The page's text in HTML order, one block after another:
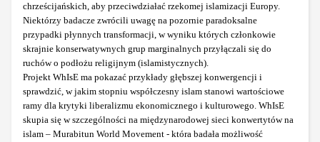
chrześcijańskich, aby przeciwdziałać rzekomej islamizacji Europy.
Niektórzy badacze zwrócili uwagę na pozornie paradoksalne
przypadki płynnych transformacji, w wyniku których członkowie
skrajnie konserwatywnych grup marginalnych przyłączali się do
ruchów o podłożu religijnym (islamistycznych).
Projekt WhIsE ma pokazać przykłady głębszej konwergencji i
sprawdzić, w jakim stopniu współczesny islam stanowi wartościowe
ramy dla krytyki liberalizmu ekonomicznego i kulturowego. WhIsE
skupia się w szczególności na międzynarodowej sieci konwertytów na
islam – Murabitun World Movement - która badała możliwość